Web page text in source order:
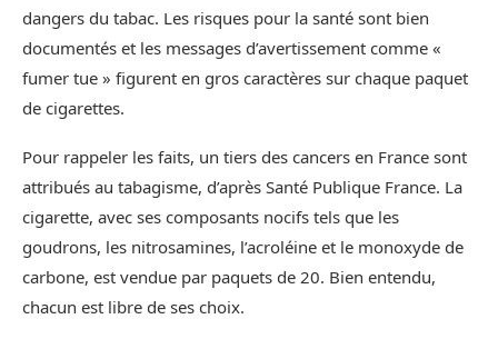
dangers du tabac. Les risques pour la santé sont bien
documentés et les messages d’avertissement comme «
fumer tue » figurent en gros caractères sur chaque paquet
de cigarettes.
Pour rappeler les faits, un tiers des cancers en France sont
attribués au tabagisme, d’après Santé Publique France. La
cigarette, avec ses composants nocifs tels que les
goudrons, les nitrosamines, l’acroléine et le monoxyde de
carbone, est vendue par paquets de 20. Bien entendu,
chacun est libre de ses choix.